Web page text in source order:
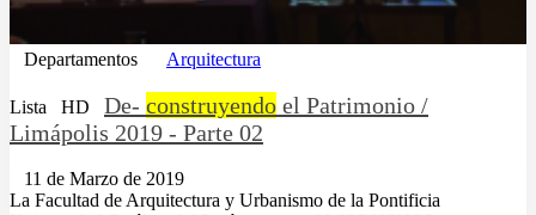
Departamentos Arquitectura
Lista HD De- construyendo el Patrimonio /
Limápolis 2019 - Parte 02
11 de Marzo de 2019
La Facultad de Arquitectura y Urbanismo de la Pontificia